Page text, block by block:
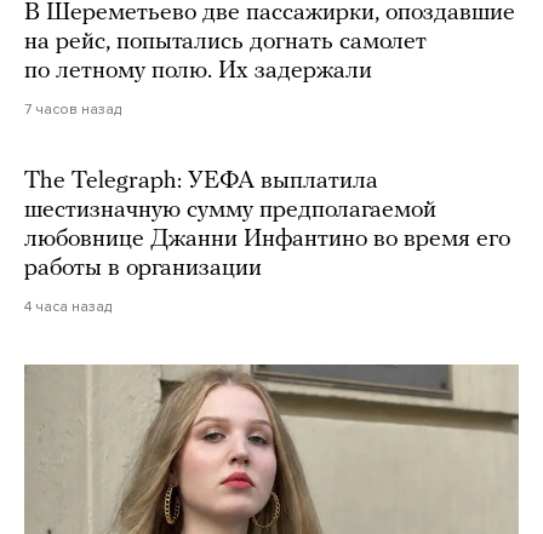
В Шереметьево две пассажирки, опоздавшие
на рейс, попытались догнать самолет
по летному полю. Их задержали
7 часов назад
The Telegraph: УЕФА выплатила
шестизначную сумму предполагаемой
любовнице Джанни Инфантино во время его
работы в организации
4 часа назад